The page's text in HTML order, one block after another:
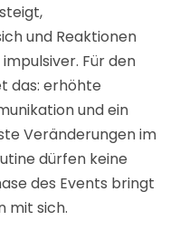
und Reaktionen
Für den
das: erhöhte
und ein
Veränderungen im
dürfen keine
des Events bringt
mit sich.